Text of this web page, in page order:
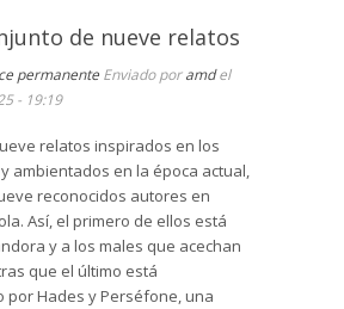
de nueve relatos
permanente Enviado poramdel
- 19:19
relatos inspirados en los
ambientados en la época actual,
reconocidos autores en
Así, el primero de ellos está
y a los males que acechan
que el último está
por Hades y Perséfone, una